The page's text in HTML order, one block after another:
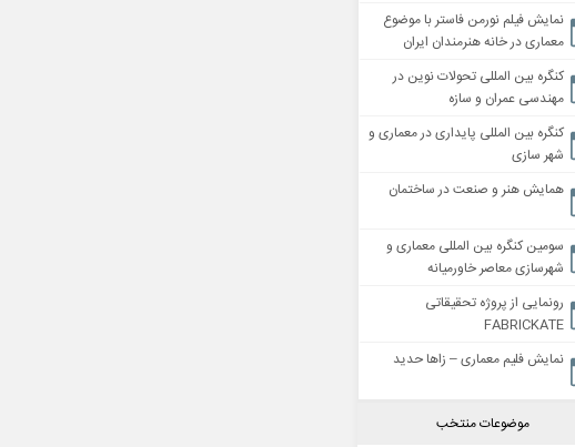
نمایش فیلم نورمن فاستر با موضوع
معماری در خانه هنرمندان ایران
کنگره بین المللی تحولات نوین در
مهندسی عمران و سازه
کنگره بین المللی پایداری در معماری و
شهر سازی
همایش هنر و صنعت در ساختمان
سومین کنگره بین المللی معماری و
شهرسازی معاصر خاورمیانه
رونمایی از پروژه تحقیقاتی
FABRICKATE
نمایش فلیم معماری – زاها حدید
موضوعات منتخب